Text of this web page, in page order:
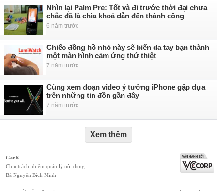
Nhìn lại Palm Pre: Tốt và đi trước thời đại chưa
chắc đã là chìa khoá dẫn đến thành công
6 năm trước
Chiếc đồng hồ nhỏ này sẽ biến da tay bạn thành
một màn hình cảm ứng thứ thiệt
7 năm trước
Cùng xem đoạn video ý tưởng iPhone gập dựa
trên những tin đồn gần đây
7 năm trước
Xem thêm
GenK
Chịu trách nhiệm quản lý nội dung:
Bà Nguyễn Bích Minh